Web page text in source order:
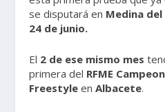
se disputará en Medina
24 de junio.
El 2 de ese mismo mes
primera del RFME
Freestyle enAlbacete.